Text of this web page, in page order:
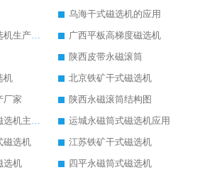
乌海干式磁选机的应用
陕西平板全自动磁选机生产厂家
广西平板高梯度磁选机
陕西皮带永磁滚筒
机
北京铁矿干式磁选机
厂家
陕西永磁滚筒结构图
克拉玛依永磁筒式磁选机主要技术参数
运城永磁筒式磁选机应用
磁选机
江苏铁矿干式磁选机
选机
四平永磁筒式磁选机